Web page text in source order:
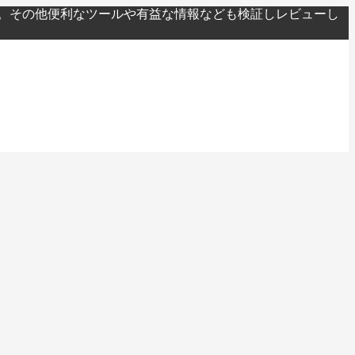
の他便利なツールや有益な情報なども検証しレビューし